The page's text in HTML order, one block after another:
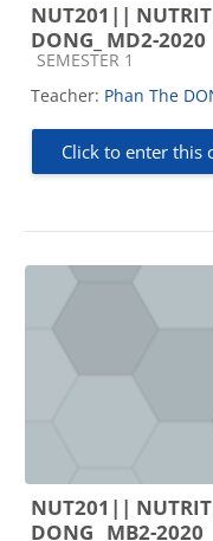
NUT201||
DONG_ MD2-2020
Course category
SEMESTER 1
Teacher: Phan The
Click to enter this
NUT201||
DONG_ MB2-2020